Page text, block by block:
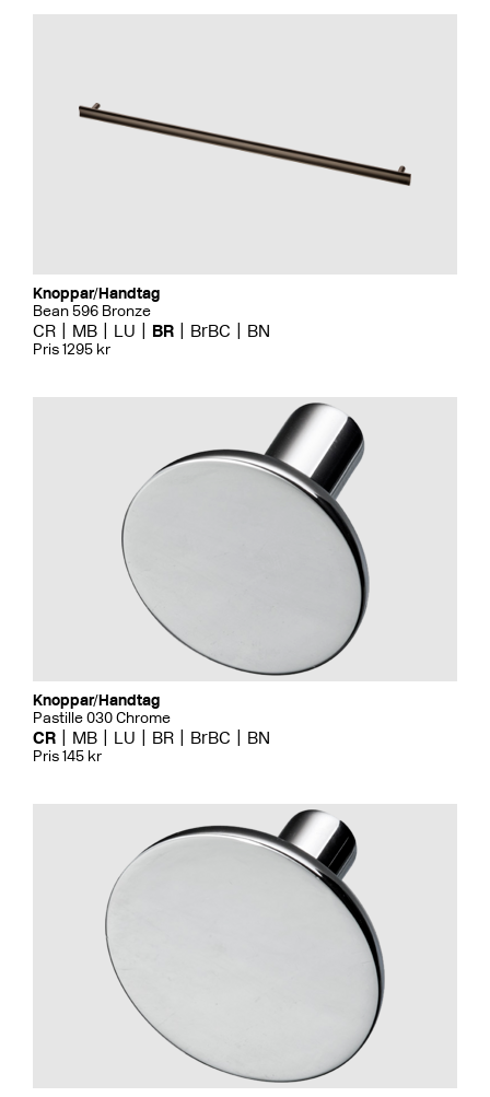
Knoppar/Handtag
Bean 596 Bronze
CR MB LU BR BrBC BN
Pris 1295 kr
Knoppar/Handtag
Pastille 030 Chrome
CR MB LU BR BrBC BN
Pris 145 kr